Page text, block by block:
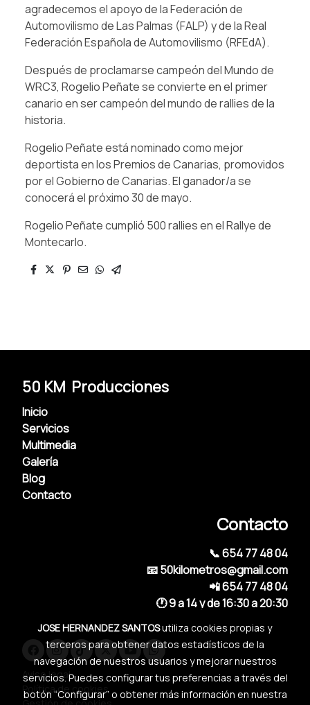
agradecemos el apoyo de la Federación de
Automovilismo de Las Palmas (FALP) y de la Real
Federación Española de Automovilismo (RFEdA).
Después de proclamarse campeón del Mundo de
WRC3, Rogelio Peñate se convierte en el primer
canario en ser campeón del mundo de rallies de la
historia.
Rogelio Peñate está nominado como mejor
deportista en los Premios de Canarias, promovidos
por el Gobierno de Canarias. El ganador/a se
conocerá el próximo 30 de mayo.
Rogelio Peñate cumplió 500 rallies en el Rallye de
Montecarlo.
50 KM Producciones
Inicio
Servicios
Multimedia
Galería
Blog
Contacto
Contacto
📞 654 77 48 04
📧 50kilometros@gmail.com
📲 654 77 48 04
🕐 9 a 14 y de 16:30 a 20:30
Aviso legal
Política de cookies
JOSE HERNANDEZ SANTOSutiliza cookies propias y
terceros para obtener datos estadísticos de la
navegación de nuestros usuarios y mejorar nuestros
servicios. Puedes configurar tus preferencias a través del
botón “Configurar” o obtener más información en nuestra